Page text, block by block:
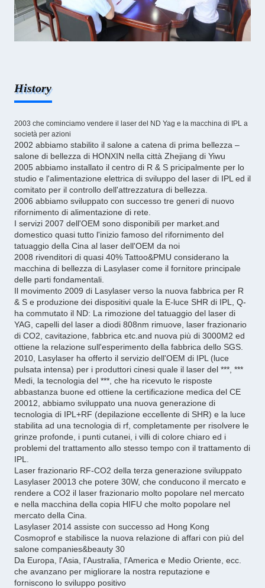
History
2003 che cominciamo vendere il laser del ND Yag e la macchina di IPL a
società per azioni
2002 abbiamo stabilito il salone a catena di prima bellezza –
salone di bellezza di HONXIN nella città Zhejiang di Yiwu
2005 abbiamo installato il centro di R & S pricipalmente per lo
studio e l'alimentazione elettrica di sviluppo del laser di IPL ed il
comitato per il controllo dell'attrezzatura di bellezza.
2006 abbiamo sviluppato con successo tre generi di nuovo
rifornimento di alimentazione di rete.
I servizi 2007 dell'OEM sono disponibili per market.and
domestico quasi tutto l'inizio famoso del rifornimento del
tatuaggio della Cina al laser dell'OEM da noi
2008 rivenditori di quasi 40% Tattoo&PMU considerano la
macchina di bellezza di Lasylaser come il fornitore principale
delle parti fondamentali.
Il movimento 2009 di Lasylaser verso la nuova fabbrica per R
& S e produzione dei dispositivi quale la E-luce SHR di IPL, Q-
ha commutato il ND: La rimozione del tatuaggio del laser di
YAG, capelli del laser a diodi 808nm rimuove, laser frazionario
di CO2, cavitazione, fabbrica etc.and nuova più di 3000M2 ed
ottiene la relazione sull'esperimento della fabbrica dello SGS.
2010, Lasylaser ha offerto il servizio dell'OEM di IPL (luce
pulsata intensa) per i produttori cinesi quale il laser del ***, ***
Medi, la tecnologia del ***, che ha ricevuto le risposte
abbastanza buone ed ottiene la certificazione medica del CE
20012, abbiamo sviluppato una nuova generazione di
tecnologia di IPL+RF (depilazione eccellente di SHR) e la luce
stabilita ad una tecnologia di rf, completamente per risolvere le
grinze profonde, i punti cutanei, i villi di colore chiaro ed i
problemi del trattamento allo stesso tempo con il trattamento di
IPL.
Laser frazionario RF-CO2 della terza generazione sviluppato
Lasylaser 20013 che potere 30W, che conducono il mercato e
rendere a CO2 il laser frazionario molto popolare nel mercato
e nella macchina della copia HIFU che molto popolare nel
mercato della Cina.
Lasylaser 2014 assiste con successo ad Hong Kong
Cosmoprof e stabilisce la nuova relazione di affari con più del
salone companies&beauty 30
Da Europa, l'Asia, l'Australia, l'America e Medio Oriente, ecc.
che avanzano per migliorare la nostra reputazione e
forniscono lo sviluppo positivo